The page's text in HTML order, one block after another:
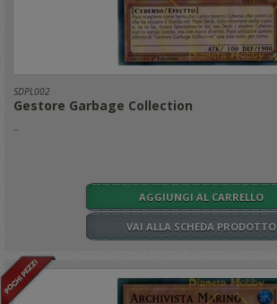
SDPL002
Gestore Garbage Collection
..
AGGIUNGI AL CARRELLO
VAI ALLA SCHEDA PRODOTTO